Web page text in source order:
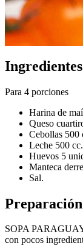
Ingredientes
Para 4 porciones
Harina de
Queso
Cebollas 500
Leche 500 cc.
Huevos 5
Manteca
Sal.
Preparación
SOPA
con pocos